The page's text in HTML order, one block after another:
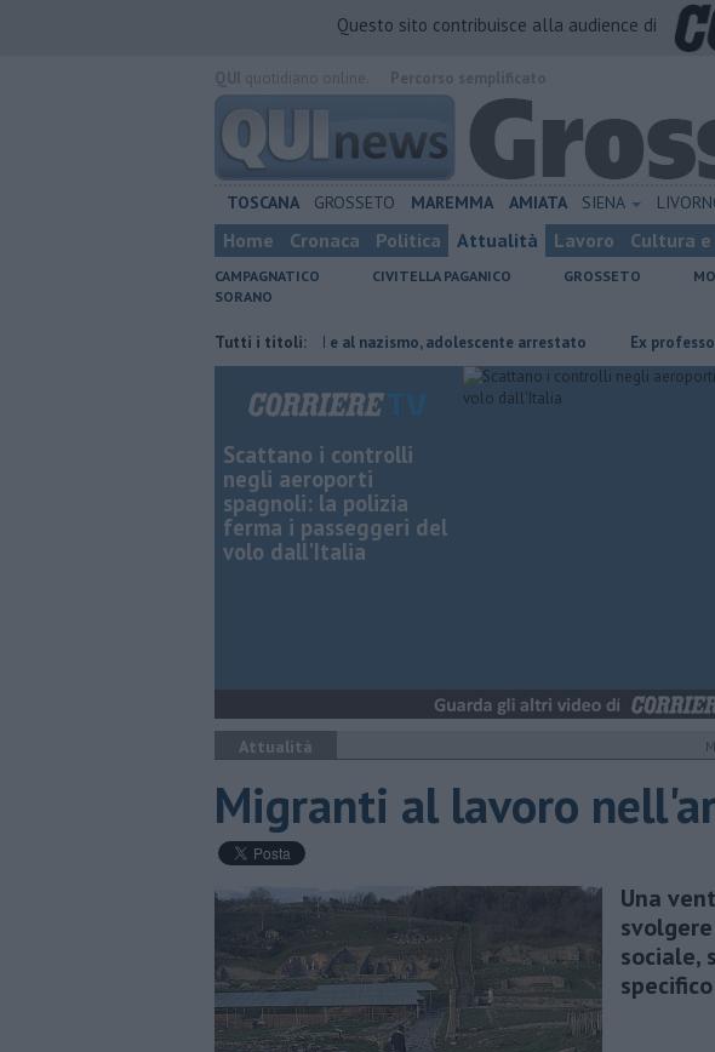
Questo sito contribuisce alla audience di
TOSCANA GROSSETO MAREMMA AMIATA SIENA
Home Cronaca Politica Attualità Lavoro Cultura
CAMPAGNATICO CIVITELLA PAGANICO GROSSETO
SORANO
Tutti i titoli:
Inneggiava alla Jihad e al nazismo, adolescente arrestato Ex professore
Scattano i controlli
negli aeroporti
spagnoli: la polizia
ferma i passeggeri del
volo dall'Italia
Attualità
Migranti al lavoro
Una
sociale,